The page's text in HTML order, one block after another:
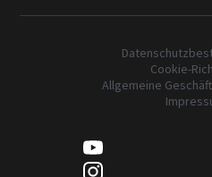
Cookie-
Allgemeine